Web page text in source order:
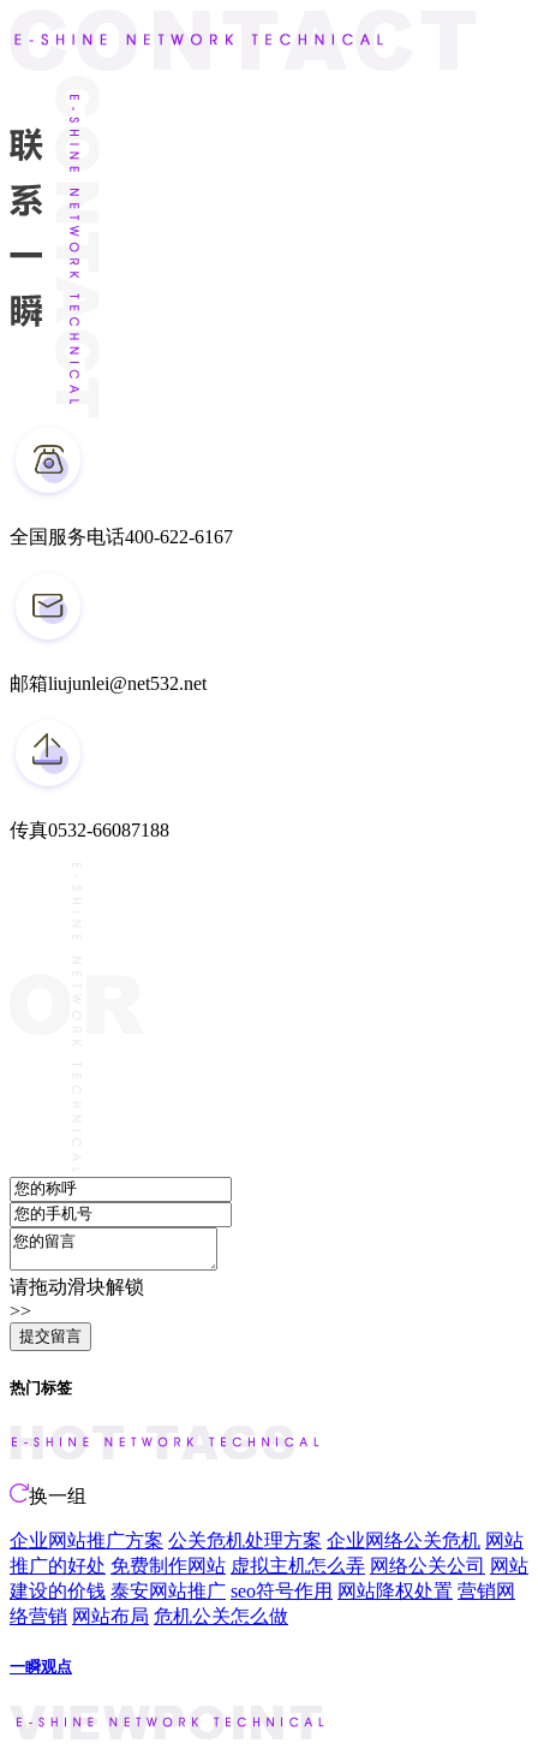
全国服务电话400-622-6167
邮箱liujunlei@net532.net
传真0532-66087188
请拖动滑块解锁
>>
热门标签
换一组
企业网站推广方案 公关危机处理方案 企业网络公关危机 网站
推广的好处 免费制作网站 虚拟主机怎么弄 网络公关公司 网站
建设的价钱 泰安网站推广 seo符号作用 网站降权处置 营销网
络营销 网站布局 危机公关怎么做
一瞬观点